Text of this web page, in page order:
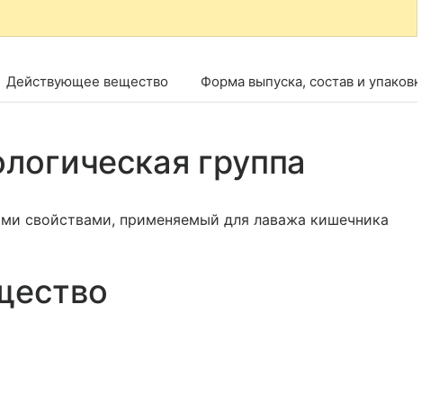
Действующее вещество Форма выпуска, состав и упаковка
группа
свойствами, применяемый для лаважа кишечника